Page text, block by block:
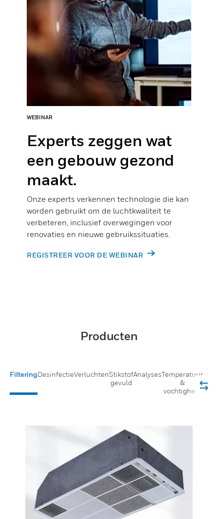
WEBINAR
Experts zeggen wat
een gebouw gezond
maakt.
Onze experts verkennen technologie die kan
worden gebruikt om de luchtkwaliteit te
verbeteren, inclusief overwegingen voor
renovaties en nieuwe gebruikssituaties.
REGISTREER VOOR DE WEBINAR
Producten
FilteringDesinfectieVerluchtenStikstof
gevuld
AnalysesTemperatuur
&
vochtigheid